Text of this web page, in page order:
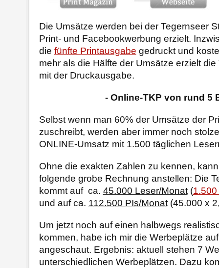
Die Umsätze werden bei der Tegernseer
Print- und Facebookwerbung erzielt.
die fünfte Printausgabe gedruckt und
mehr als die Hälfte der Umsätze erzielt
mit der Druckausgabe.
- Online-TKP von rund 5
Selbst wenn man 60% der Umsätze der
zuschreibt, werden aber immer noch
ONLINE-Umsatz mit 1.500 täglichen
Ohne die exakten Zahlen zu kennen,
folgende grobe Rechnung anstellen: Die
kommt auf ca. 45.000 Leser/Monat(1.500
und auf ca. 112.500 PIs/Monat(45.000 x
Um jetzt noch auf einen halbwegs
kommen, habe ich mir die Werbeplätze
angeschaut. Ergebnis: aktuell stehen 7
unterschiedlichen Werbeplätzen. Dazu